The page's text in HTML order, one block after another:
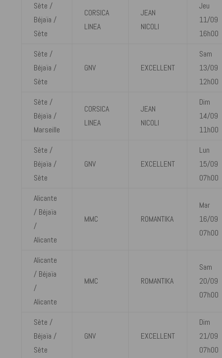
Sète /
Béjaïa /
Sète
CORSICA
LINEA
JEAN
NICOLI
Jeu
11/09
16h00
Sète /
Béjaïa /
Sète
GNV EXCELLENT
Sam
13/09
12h00
Sète /
Béjaïa /
Marseille
CORSICA
LINEA
JEAN
NICOLI
Dim
14/09
11h00
Sète /
Béjaïa /
Sète
GNV EXCELLENT
Lun
15/09
07h00
Alicante
/ Béjaïa
/
Alicante
MMC ROMANTIKA
Mar
16/09
07h00
Alicante
/ Béjaïa
/
Alicante
MMC ROMANTIKA
Sam
20/09
07h00
Sète /
Béjaïa /
Sète
GNV EXCELLENT
Dim
21/09
07h00